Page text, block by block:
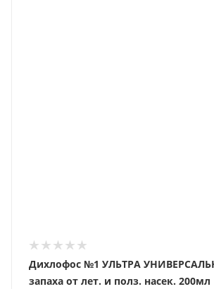
Дихлофос №1 УЛЬТРА
запаха от лет. и полз. насек. 200мл